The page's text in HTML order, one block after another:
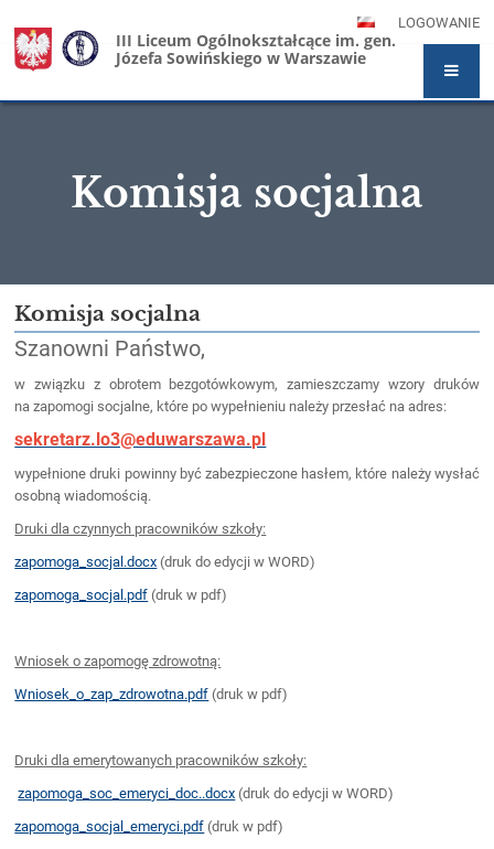
LOGOWANIE
III Liceum Ogólnokształcące im. gen.
Józefa Sowińskiego w Warszawie
Komisja socjalna
Komisja
socjalna
Komisja socjalna
Szanowni Państwo,
w związku z obrotem bezgotówkowym, zamieszczamy wzory druków
na zapomogi socjalne, które po wypełnieniu należy przesłać na adres:
sekretarz.lo3@eduwarszawa.pl
wypełnione druki powinny być zabezpieczone hasłem, które należy wysłać
osobną wiadomością.
Druki dla czynnych pracowników szkoły:
zapomoga_socjal.docx (druk do edycji w WORD)
zapomoga_socjal.pdf (druk w pdf)
Wniosek o zapomogę zdrowotną:
Wniosek_o_zap_zdrowotna.pdf (druk w pdf)
Druki dla emerytowanych pracowników szkoły:
zapomoga_soc_emeryci_doc..docx (druk do edycji w WORD)
zapomoga_socjal_emeryci.pdf (druk w pdf)